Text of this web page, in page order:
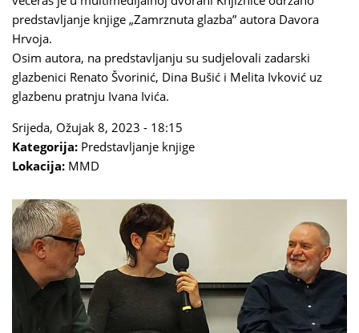
predstavljanje knjige „Zamrznuta glazba” autora Davora
Hrvoja.
Osim autora, na predstavljanju su sudjelovali zadarski
glazbenici Renato Švorinić, Dina Bušić i Melita Ivković uz
glazbenu pratnju Ivana Ivića.
Srijeda, Ožujak 8, 2023 - 18:15
Kategorija: Predstavljanje knjige
Lokacija: MMD